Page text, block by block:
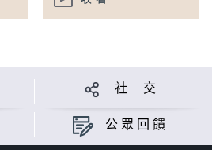
社 交
公眾回饋